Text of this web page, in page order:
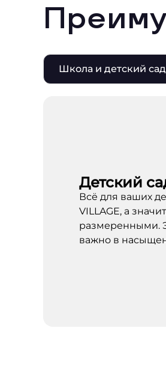
Школа и детский сад
Детский
Всё для ваших
VILLAGE, а
размеренными.
важно в